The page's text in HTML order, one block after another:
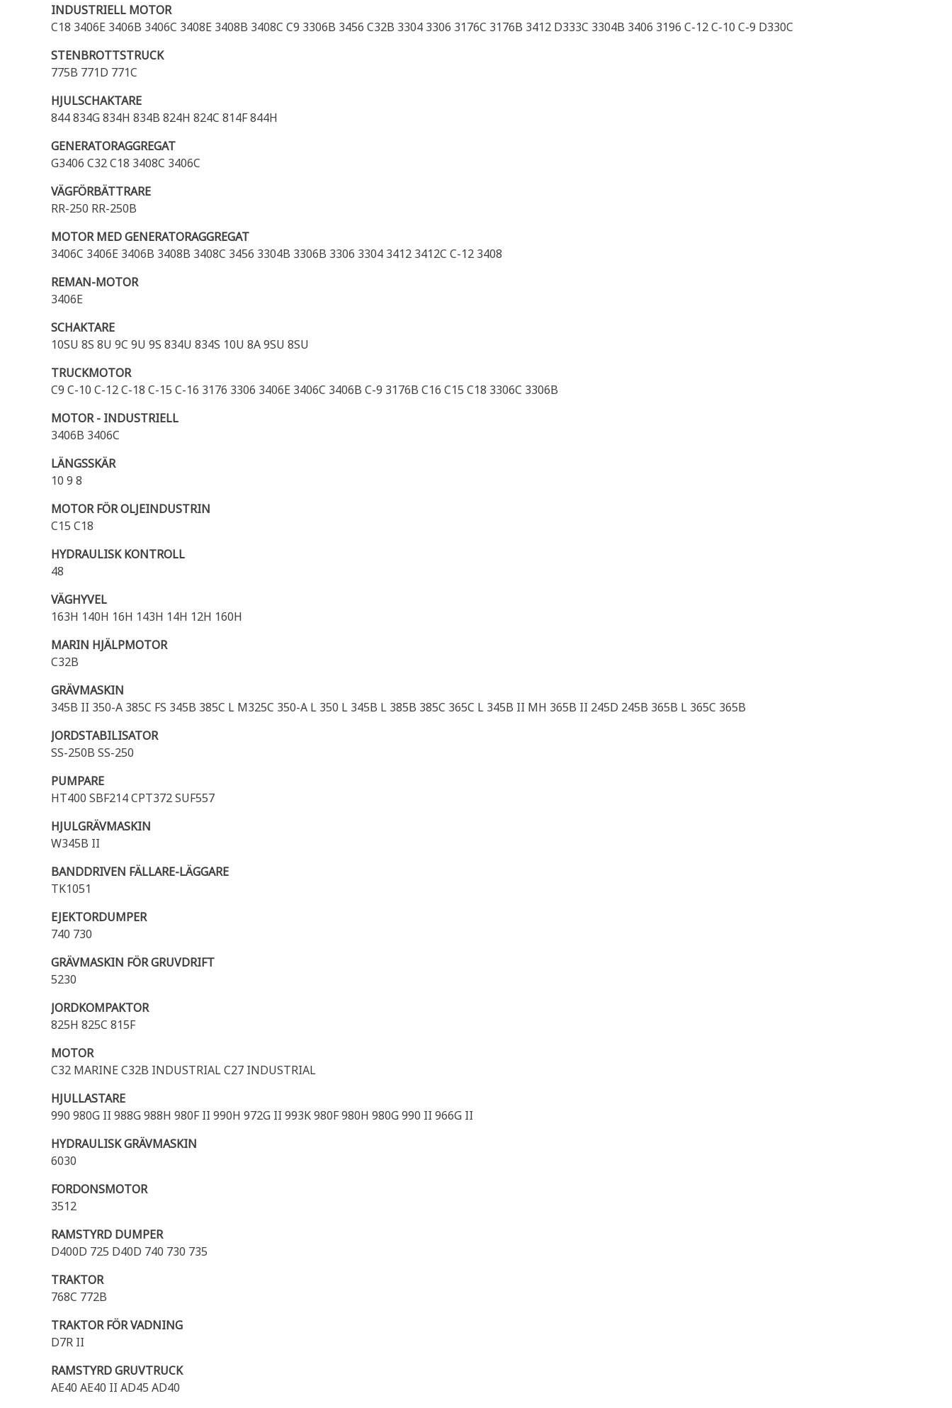
INDUSTRIELL MOTOR
C18 3406E 3406B 3406C 3408E 3408B 3408C C9 3306B 3456 C32B 3304 3306 3176C 3176B 3412 D333C 3304B 3406 3196 C-12 C-10 C-9 D330C
STENBROTTSTRUCK
775B 771D 771C
HJULSCHAKTARE
844 834G 834H 834B 824H 824C 814F 844H
GENERATORAGGREGAT
G3406 C32 C18 3408C 3406C
VÄGFÖRBÄTTRARE
RR-250 RR-250B
MOTOR MED GENERATORAGGREGAT
3406C 3406E 3406B 3408B 3408C 3456 3304B 3306B 3306 3304 3412 3412C C-12 3408
REMAN-MOTOR
3406E
SCHAKTARE
10SU 8S 8U 9C 9U 9S 834U 834S 10U 8A 9SU 8SU
TRUCKMOTOR
C9 C-10 C-12 C-18 C-15 C-16 3176 3306 3406E 3406C 3406B C-9 3176B C16 C15 C18 3306C 3306B
MOTOR - INDUSTRIELL
3406B 3406C
LÄNGSSKÄR
10 9 8
MOTOR FÖR OLJEINDUSTRIN
C15 C18
HYDRAULISK KONTROLL
48
VÄGHYVEL
163H 140H 16H 143H 14H 12H 160H
MARIN HJÄLPMOTOR
C32B
GRÄVMASKIN
345B II 350-A 385C FS 345B 385C L M325C 350-A L 350 L 345B L 385B 385C 365C L 345B II MH 365B II 245D 245B 365B L 365C 365B
JORDSTABILISATOR
SS-250B SS-250
PUMPARE
HT400 SBF214 CPT372 SUF557
HJULGRÄVMASKIN
W345B II
BANDDRIVEN FÄLLARE-LÄGGARE
TK1051
EJEKTORDUMPER
740 730
GRÄVMASKIN FÖR GRUVDRIFT
5230
JORDKOMPAKTOR
825H 825C 815F
MOTOR
C32 MARINE C32B INDUSTRIAL C27 INDUSTRIAL
HJULLASTARE
990 980G II 988G 988H 980F II 990H 972G II 993K 980F 980H 980G 990 II 966G II
HYDRAULISK GRÄVMASKIN
6030
FORDONSMOTOR
3512
RAMSTYRD DUMPER
D400D 725 D40D 740 730 735
TRAKTOR
768C 772B
TRAKTOR FÖR VADNING
D7R II
RAMSTYRD GRUVTRUCK
AE40 AE40 II AD45 AD40